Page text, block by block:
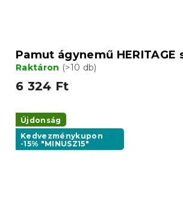
Pamut ágynemű HERITAGE
Raktáron (>10 db)
6 324 Ft
Újdonság
Kedvezménykupon
-15% "MINUSZ15"